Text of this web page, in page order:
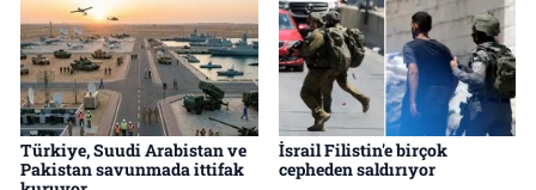
Türkiye, Suudi Arabistan ve
Pakistan savunmada ittifak
İsrail Filistin'e birçok
cepheden saldırıyor